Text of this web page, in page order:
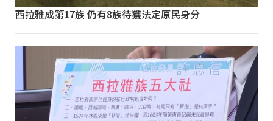
西拉雅成第17族 仍有8族待獲法定原民身分